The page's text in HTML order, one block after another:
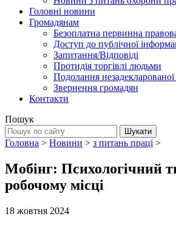
Головні новини
Громадянам
Безоплатна первинна
Доступ до публічної
Запитання/Відповіді
Протидія торгівлі людьми
Подолання незадекларованої
Звернення громадян
Контакти
Пошук
Головна > Новини > з питань праці >
Мобінг: Психологічний
робочому місці
18 жовтня 2024